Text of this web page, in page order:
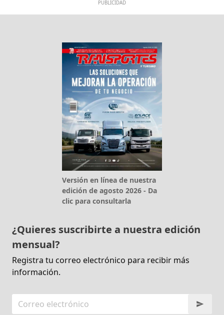
PUBLICIDAD
Versión en línea de nuestra
edición de agosto 2026 - Da
clic para consultarla
¿Quieres suscribirte a nuestra edición
mensual?
Registra tu correo electrónico para recibir más
información.